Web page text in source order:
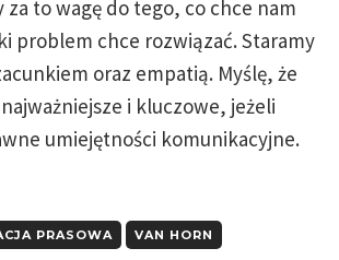
za to wagę do tego, co chce nam
problem chce rozwiązać. Staramy
oraz empatią. Myślę, że
i kluczowe, jeżeli
umiejętności komunikacyjne.
PRASOWA VAN HORN